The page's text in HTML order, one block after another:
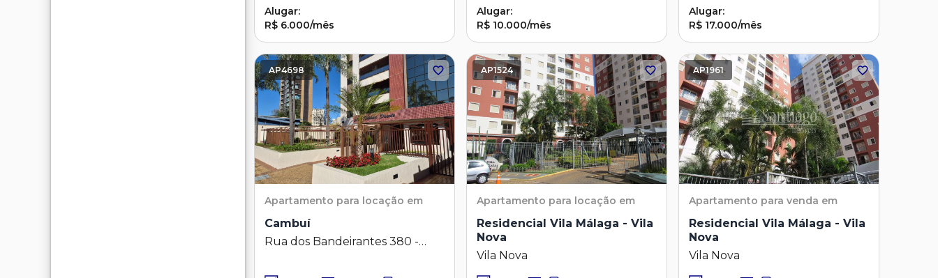
Alugar:
R$ 6.000/mês
Alugar:
R$ 10.000/mês
Alugar:
R$ 17.000/mês
AP4698
Apartamento para locação em
Cambuí
Rua dos Bandeirantes 380 -
AP1524
Apartamento para locação em
Residencial Vila Málaga - Vila
Nova
Vila Nova
AP1961
Apartamento para venda em
Residencial Vila Málaga - Vila
Nova
Vila Nova